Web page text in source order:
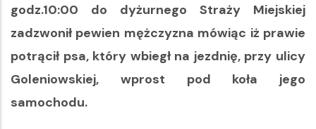
godz.10:00 do dyżurnego Straży Miejskiej
zadzwonił pewien mężczyzna mówiąc iż prawie
potrącił psa, który wbiegł na jezdnię, przy ulicy
Goleniowskiej, wprost pod koła jego
samochodu.